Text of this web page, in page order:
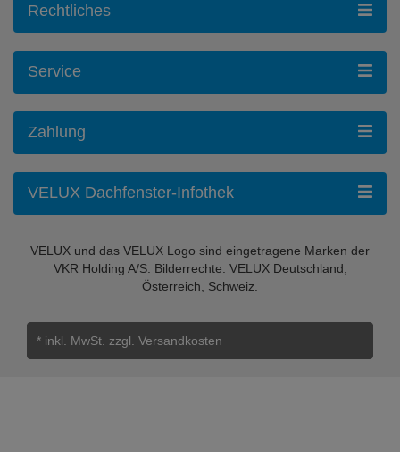
Rechtliches
Service
Zahlung
VELUX Dachfenster-Infothek
VELUX und das VELUX Logo sind eingetragene Marken der
VKR Holding A/S. Bilderrechte: VELUX Deutschland,
Österreich, Schweiz.
* inkl. MwSt. zzgl. Versandkosten